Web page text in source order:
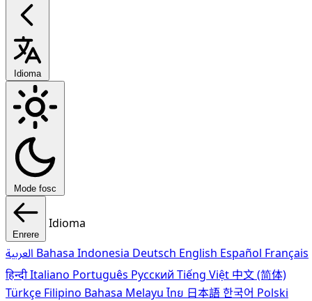
Idioma
Mode fosc
Enrere
Idioma
Bahasa Indonesia Deutsch English Español Français
हिन्दीItaliano Português Pусский Tiếng Việt 中文 (简体)
Türkçe Filipino Bahasa Melayu ไทย 日本語한국어 Polski